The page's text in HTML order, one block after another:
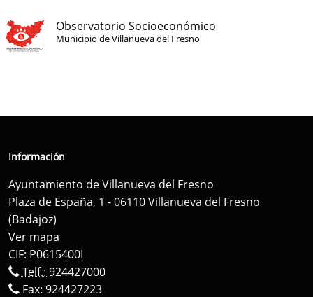
Observatorio Socioeconómico
Municipio de Villanueva del Fresno
Información
Ayuntamiento de Villanueva del Fresno
Plaza de España, 1 - 06110 Villanueva del Fresno
(Badajoz)
Ver mapa
CIF: P0615400I
Telf.: 924427000
Fax: 924427223